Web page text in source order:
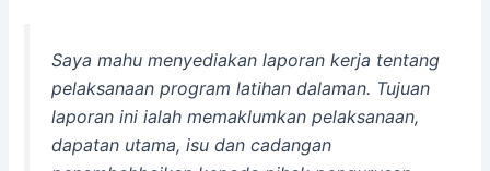
Saya mahu menyediakan laporan kerja tentang
pelaksanaan program latihan dalaman. Tujuan
laporan ini ialah memaklumkan pelaksanaan,
dapatan utama, isu dan cadangan